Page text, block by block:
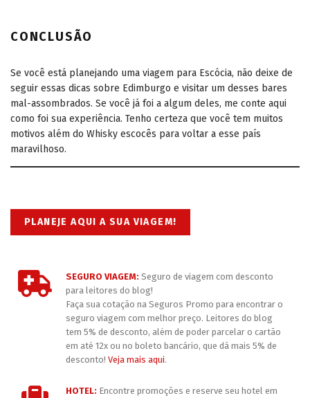
CONCLUSÃO
Se você está planejando uma viagem para Escócia, não deixe de
seguir essas dicas sobre Edimburgo e visitar um desses bares
mal-assombrados. Se você já foi a algum deles, me conte aqui
como foi sua experiência. Tenho certeza que você tem muitos
motivos além do Whisky escocês para voltar a esse país
maravilhoso.
PLANEJE AQUI A SUA VIAGEM!
SEGURO VIAGEM: Seguro de viagem com desconto
para leitores do blog!
Faça sua cotação na Seguros Promo para encontrar o
seguro viagem com melhor preço. Leitores do blog
tem 5% de desconto, além de poder parcelar o cartão
em até 12x ou no boleto bancário, que dá mais 5% de
desconto! Veja mais aqui.
HOTEL: Encontre promoções e reserve seu hotel em